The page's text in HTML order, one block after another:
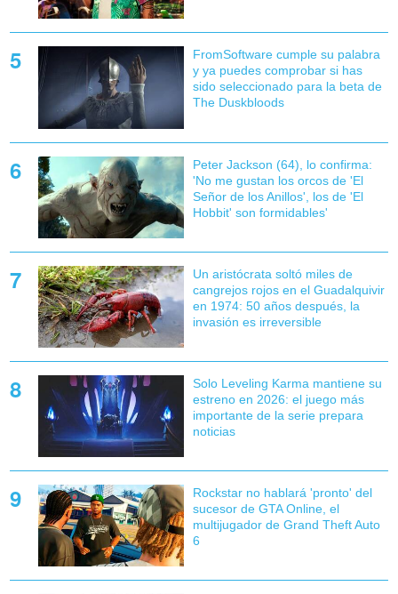
FromSoftware cumple su palabra
y ya puedes comprobar si has
sido seleccionado para la beta de
The Duskbloods
Peter Jackson (64), lo confirma:
'No me gustan los orcos de 'El
Señor de los Anillos', los de 'El
Hobbit' son formidables'
Un aristócrata soltó miles de
cangrejos rojos en el Guadalquivir
en 1974: 50 años después, la
invasión es irreversible
Solo Leveling Karma mantiene su
estreno en 2026: el juego más
importante de la serie prepara
noticias
Rockstar no hablará 'pronto' del
sucesor de GTA Online, el
multijugador de Grand Theft Auto
6